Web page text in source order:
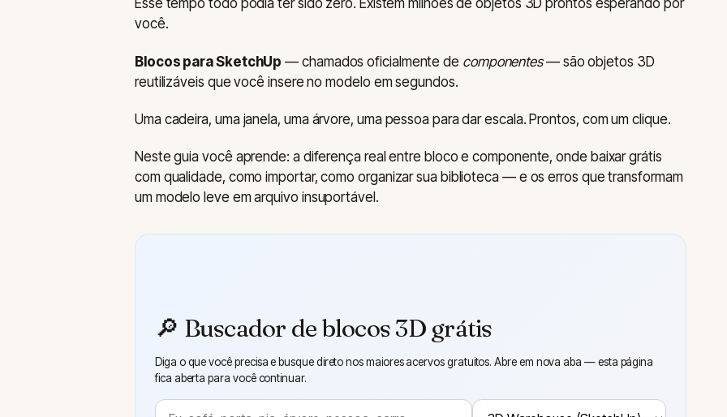
Esse tempo todo podia ter sido zero. Existem milhões de objetos 3D prontos esperando por
você.
Blocos para SketchUp — chamados oficialmente de componentes— são objetos 3D
reutilizáveis que você insere no modelo em segundos.
Uma cadeira, uma janela, uma árvore, uma pessoa para dar escala. Prontos, com um clique.
Neste guia você aprende: a diferença real entre bloco e componente, onde baixar grátis
com qualidade, como importar, como organizar sua biblioteca — e os erros que transformam
um modelo leve em arquivo insuportável.
🔎 Buscador de blocos 3D grátis
Diga o que você precisa e busque direto nos maiores acervos gratuitos. Abre em nova aba — esta página
fica aberta para você continuar.